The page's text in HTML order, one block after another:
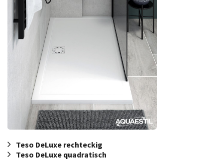
Teso DeLuxe rechteckig
Teso DeLuxe quadratisch